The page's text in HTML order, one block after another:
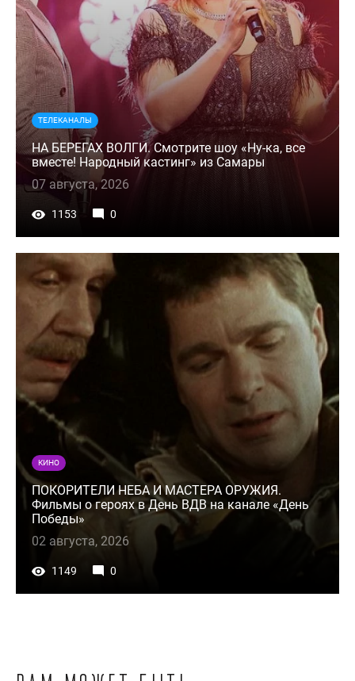
ТЕЛЕКАНАЛЫ
НА БЕРЕГАХ ВОЛГИ. Смотрите шоу «Ну-ка, все
вместе! Народный кастинг» из Самары
07 августа, 2026
1153 0
КИНО
ПОКОРИТЕЛИ НЕБА И МАСТЕРА ОРУЖИЯ.
Фильмы о героях в День ВДВ на канале «День
Победы»
02 августа, 2026
1149 0